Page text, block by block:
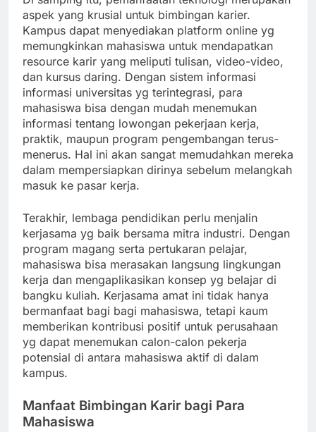
aspek yang krusial untuk bimbingan karier.
Kampus dapat menyediakan platform online yg
memungkinkan mahasiswa untuk mendapatkan
resource karir yang meliputi tulisan, video-video,
dan kursus daring. Dengan sistem informasi
informasi universitas yg terintegrasi, para
mahasiswa bisa dengan mudah menemukan
informasi tentang lowongan pekerjaan kerja,
praktik, maupun program pengembangan terus-
menerus. Hal ini akan sangat memudahkan mereka
dalam mempersiapkan dirinya sebelum melangkah
masuk ke pasar kerja.
Terakhir, lembaga pendidikan perlu menjalin
kerjasama yg baik bersama mitra industri. Dengan
program magang serta pertukaran pelajar,
mahasiswa bisa merasakan langsung lingkungan
kerja dan mengaplikasikan konsep yg belajar di
bangku kuliah. Kerjasama amat ini tidak hanya
bermanfaat bagi bagi mahasiswa, tetapi kaum
memberikan kontribusi positif untuk perusahaan
yg dapat menemukan calon-calon pekerja
potensial di antara mahasiswa aktif di dalam
kampus.
Manfaat Bimbingan Karir bagi Para
Mahasiswa